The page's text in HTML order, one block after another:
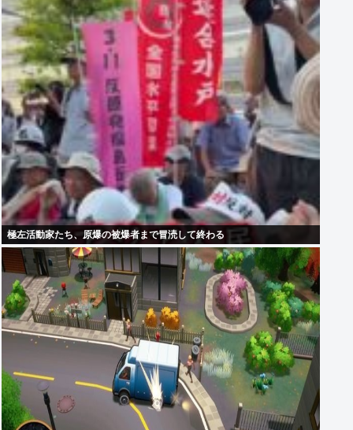
極左活動家たち、原爆の被爆者まで冒涜して終わる